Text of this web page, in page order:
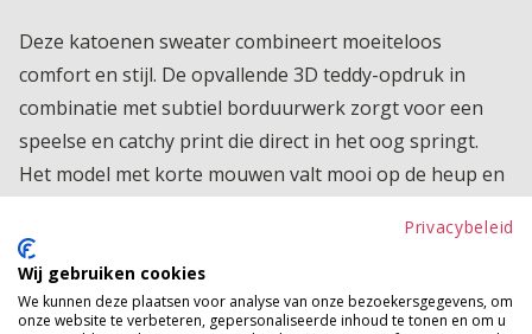
Deze katoenen sweater combineert moeiteloos
comfort en stijl. De opvallende 3D teddy-opdruk in
combinatie met subtiel borduurwerk zorgt voor een
speelse en catchy print die direct in het oog springt.
Het model met korte mouwen valt mooi op de heup en
ingezette mouwen zorgen voor extra
bewegingsvrijheid en een heerlijk ontspannen
draagcomfort. Een casual item met een unieke en
Privacybeleid
Wij gebruiken cookies
We kunnen deze plaatsen voor analyse van onze bezoekersgegevens, om
onze website te verbeteren, gepersonaliseerde inhoud te tonen en om u